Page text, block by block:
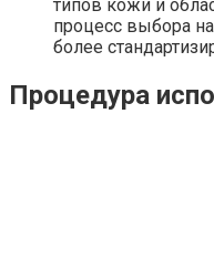
типов кожи и
процесс выбора
более
Процедура